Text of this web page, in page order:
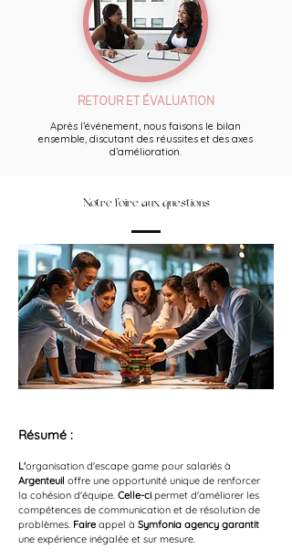
RETOUR ET ÉVALUATION
Après l’événement, nous faisons le bilan
ensemble, discutant des réussites et des axes
d’amélioration.
Notre foire aux questions
Résumé :
L'organisation d'escape game pour salariés à
Argenteuil offre une opportunité unique de renforcer
la cohésion d'équipe. Celle-ci permet d'améliorer les
compétences de communication et de résolution de
problèmes. Faire appel à Symfonia agency garantit
une expérience inégalée et sur mesure.